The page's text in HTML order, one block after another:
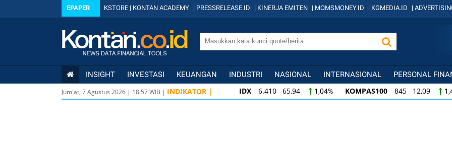
EPAPER KSTORE | KONTAN ACADEMY | PRESSRELEASE.ID | KINERJA EMITEN | MOMSMONEY.ID | KGMEDIA.ID |
INSIGHT INVESTASI KEUANGAN INDUSTRI NASIONAL INTERNASIONAL PERSONAL
Jum'at, 7 Agustus 2026 | 18:57WIB | INDIKATOR | IDX 6.410 65,94 1,04% KOMPAS100 845 12,09
KOMPAS100
845 12,09 1,45% LQ45 640 9,44